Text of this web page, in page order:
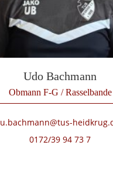
Udo Bachmann
Obmann F-G / Rasselbande
u.bachmann@tus-
0172/39 94 73 7